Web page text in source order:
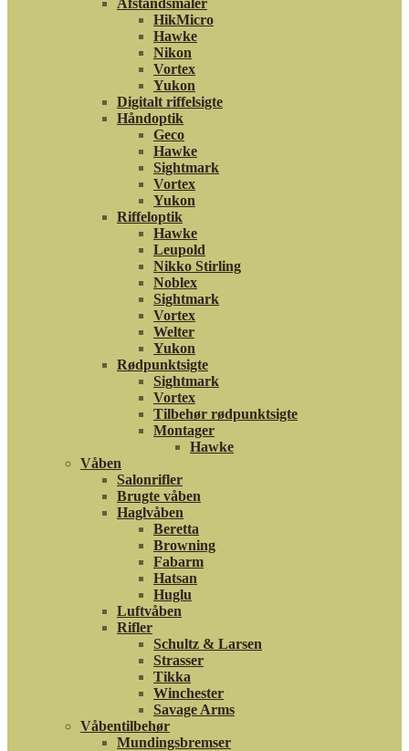
Afstandsmåler
HikMicro
Hawke
Nikon
Vortex
Yukon
Digitalt riffelsigte
Håndoptik
Geco
Hawke
Sightmark
Vortex
Yukon
Riffeloptik
Hawke
Leupold
Nikko Stirling
Noblex
Sightmark
Vortex
Welter
Yukon
Rødpunktsigte
Sightmark
Vortex
Tilbehør rødpunktsigte
Montager
Hawke
Våben
Salonrifler
Brugte våben
Haglvåben
Beretta
Browning
Fabarm
Hatsan
Huglu
Luftvåben
Rifler
Schultz & Larsen
Strasser
Tikka
Winchester
Savage Arms
Våbentilbehør
Mundingsbremser